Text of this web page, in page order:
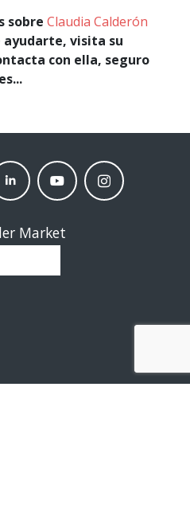
sobre Claudia Calderón
ayudarte, visita su
con ella, seguro
Youtube
moneder
instagram
moneder
Market